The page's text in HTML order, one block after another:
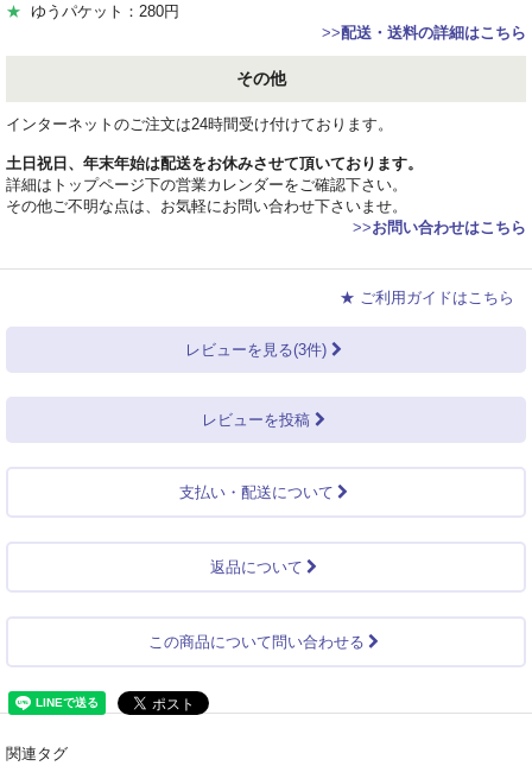
★ ゆうパケット：280円
>>配送・送料の詳細はこちら
その他
インターネットのご注文は24時間受け付けております。
土日祝日、年末年始は配送をお休みさせて頂いております。
詳細はトップページ下の営業カレンダーをご確認下さい。
その他ご不明な点は、お気軽にお問い合わせ下さいませ。
>>お問い合わせはこちら
★ ご利用ガイドはこちら
レビューを見る(3件)
レビューを投稿
支払い・配送について
返品について
この商品について問い合わせる
関連タグ